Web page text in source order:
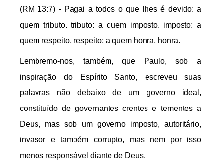
(RM 13:7) - Pagai a todos o que lhes é devido: a
quem tributo, tributo; a quem imposto, imposto; a
quem respeito, respeito; a quem honra, honra.
Lembremo-nos, também, que Paulo, sob a
inspiração do Espírito Santo, escreveu suas
palavras não debaixo de um governo ideal,
constituído de governantes crentes e tementes a
Deus, mas sob um governo imposto, autoritário,
invasor e também corrupto, mas nem por isso
menos responsável diante de Deus.